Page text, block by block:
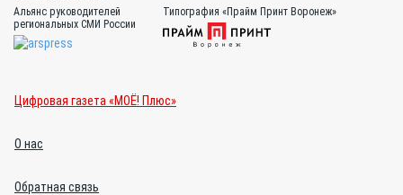
Альянс руководителей
региональных СМИ России
Типография «Прайм Принт Воронеж»
Цифровая газета «МОЁ! Плюс»
О нас
Обратная связь